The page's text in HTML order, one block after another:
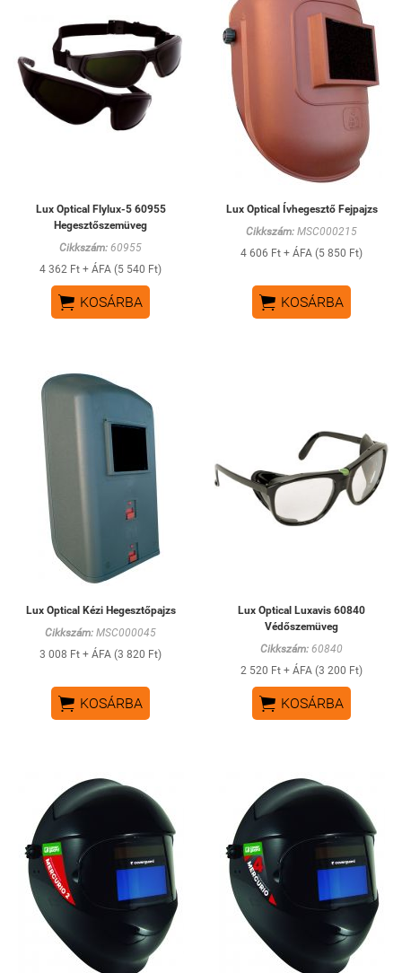
Lux Optical Flylux-5 60955
Hegesztőszemüveg
Cikkszám: 60955
4 362 Ft + ÁFA (5 540 Ft)
 KOSÁRBA
Lux Optical Ívhegesztő Fejpajzs
Cikkszám: MSC000215
4 606 Ft + ÁFA (5 850 Ft)
 KOSÁRBA
Lux Optical Kézi Hegesztőpajzs
Cikkszám: MSC000045
3 008 Ft + ÁFA (3 820 Ft)
 KOSÁRBA
Lux Optical Luxavis 60840
Védőszemüveg
Cikkszám: 60840
2 520 Ft + ÁFA (3 200 Ft)
 KOSÁRBA